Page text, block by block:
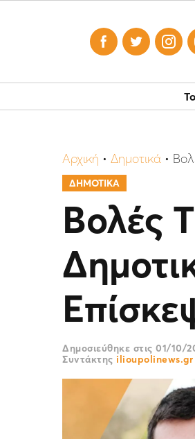
  
Αρχική • Δημοτικά •
ΔΗΜΟΤΙΚΑ
Βολές
Δημοσιεύθηκε στις 01/10/
Συντάκτης ilioupolinews.gr